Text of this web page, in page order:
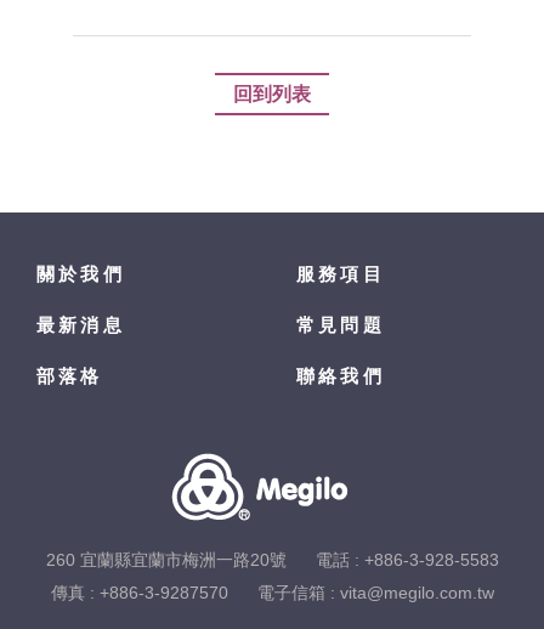
回到列表
關於我們 服務項目
最新消息 常見問題
部落格 聯絡我們
260 宜蘭縣宜蘭市梅洲一路20號 電話 : +886-3-928-5583
傳真 : +886-3-9287570
電子信箱 : vita@megilo.com.tw